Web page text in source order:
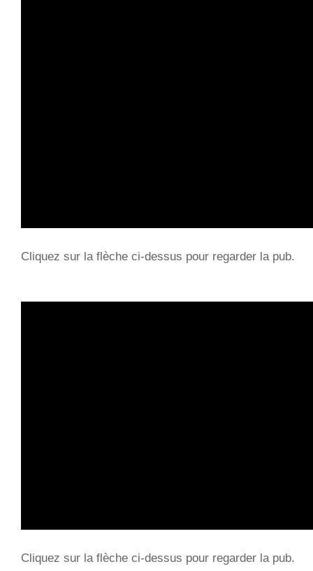
Cliquez sur la flèche ci-dessus pour regarder la pub.
Cliquez sur la flèche ci-dessus pour regarder la pub.